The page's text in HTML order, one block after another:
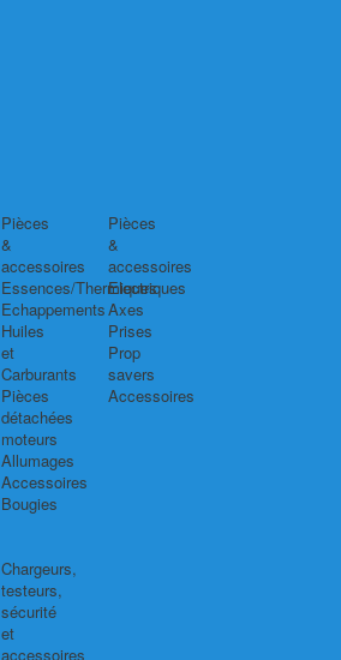
Pièces
&
accessoires
Essences/Thermiques
Echappements
Huiles
et
Carburants
Pièces
détachées
moteurs
Allumages
Accessoires
Bougies
Pièces
&
accessoires
Electriques
Axes
Prises
Prop
savers
Accessoires
Chargeurs,
testeurs,
sécurité
et
accessoires